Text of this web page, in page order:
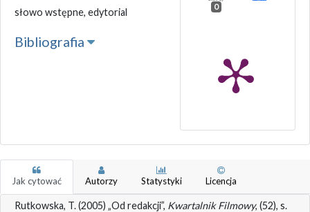
słowo wstępne, edytorial
Bibliografia
0
Jak cytować Autorzy Statystyki Licencja
Rutkowska, T. (2005) „Od redakcji”, Kwartalnik Filmowy, (52), s.